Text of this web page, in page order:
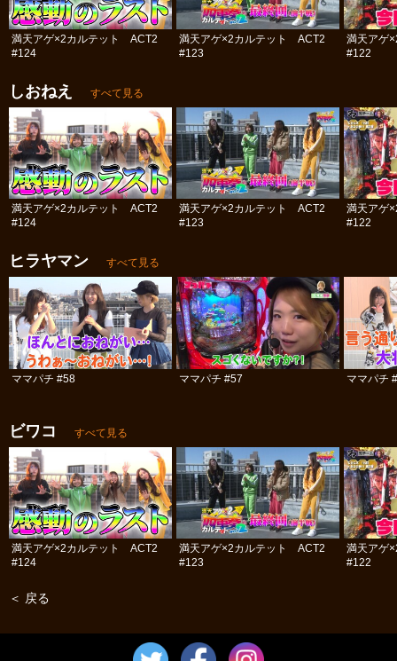
満天アゲ×2カルテット ACT2
#124
満天アゲ×2カルテット ACT2
#123
満天アゲ
#122
しおねえ すべて見る
満天アゲ×2カルテット ACT2
#124
満天アゲ×2カルテット ACT2
#123
満天アゲ
#122
ヒラヤマン すべて見る
ママパチ #58 ママパチ #57 ママパチ
ビワコ すべて見る
満天アゲ×2カルテット ACT2
#124
満天アゲ×2カルテット ACT2
#123
満天アゲ
#122
＜ 戻る